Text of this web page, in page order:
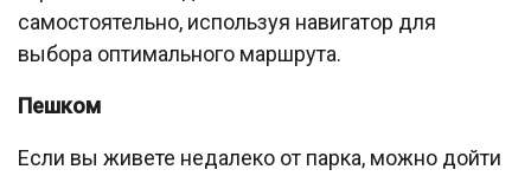
самостоятельно, используя навигатор для
выбора оптимального маршрута.
Пешком
Если вы живете недалеко от парка, можно дойти